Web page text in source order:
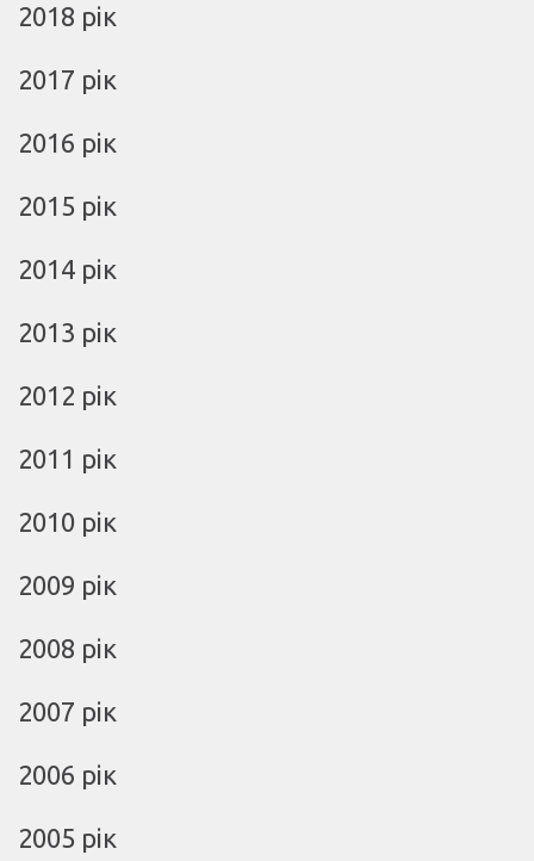
2018 рік
2017 рік
2016 рік
2015 рік
2014 рік
2013 рік
2012 рік
2011 рік
2010 рік
2009 рік
2008 рік
2007 рік
2006 рік
2005 рік